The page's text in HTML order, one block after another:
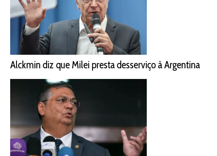
Alckmin diz que Milei presta desserviço à Argentina